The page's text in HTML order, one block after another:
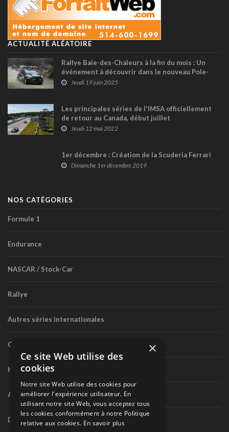
ACTUALITÉ ALÉATOIRE
Rallye Baie-des-Chaleurs à la fin du mois : Un
événement à découvrir dans le nouveau Pole-
Position Magazine !
Jeudi 19 juin 2025
Les principales séries de l'IMSA officiellement
de retour au Canada, début juillet
Jeudi 12 mai 2022
1er décembre : Création de la Scuderia Ferrari
Dimanche 1er décembre 2019
NOS CATÉGORIES
Formule 1
Endurance
NASCAR / Stock-Car
Rallye
Autres séries internationales
Circuit routier canadien
Karting
Autres séries nationales
Divers
×
Ce site Web utilise des
cookies
Notre site Web utilise des cookies pour
améliorer l'expérience utilisateur. En
utilisant notre site Web, vous acceptez tous
les cookies conformément à notre Politique
relative aux cookies. En savoir plus